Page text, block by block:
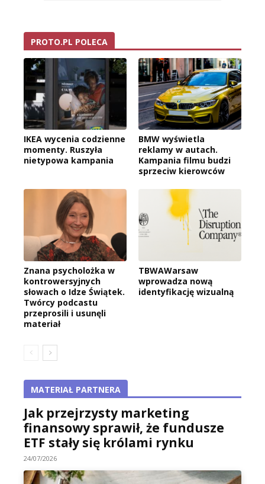
PROTO.PL POLECA
IKEA wycenia codzienne
momenty. Ruszyła
nietypowa kampania
BMW wyświetla
reklamy w autach.
Kampania filmu budzi
sprzeciw kierowców
Znana psycholożka w
kontrowersyjnych
słowach o Idze Świątek.
Twórcy podcastu
przeprosili i usunęli
materiał
TBWAWarsaw
wprowadza nową
identyfikację wizualną
MATERIAŁ PARTNERA
Jak przejrzysty marketing
finansowy sprawił, że fundusze
ETF stały się królami rynku
24/07/2026